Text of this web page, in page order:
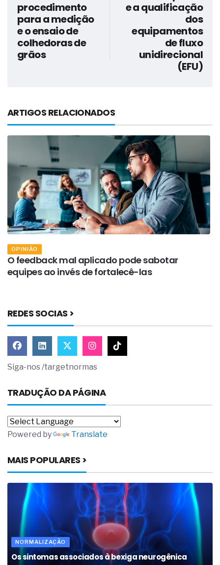
procedimento
para a medição
e o ensaio de
colhedoras de
grãos
e a qualificação
dos
equipamentos
de fluxo
unidirecional
(EFU)
ARTIGOS RELACIONADOS
OPINIÃO
O feedback mal aplicado pode sabotar
equipes ao invés de fortalecê-las
REDES SOCIAS >
Siga-nos /targetnormas
TRADUÇÃO DA PÁGINA
Powered by Translate
MAIS POPULARES >
NORMALIZAÇÃO
Os sintomas associados à bexiga neurogênica